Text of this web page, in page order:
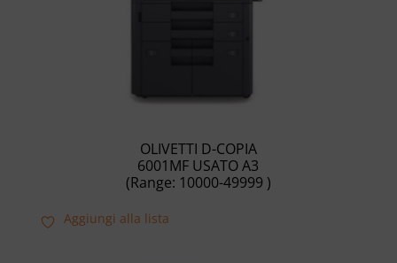
OLIVETTI D-COPIA
6001MF USATO A3
(Range: 10000-49999 )
Aggiungi alla lista